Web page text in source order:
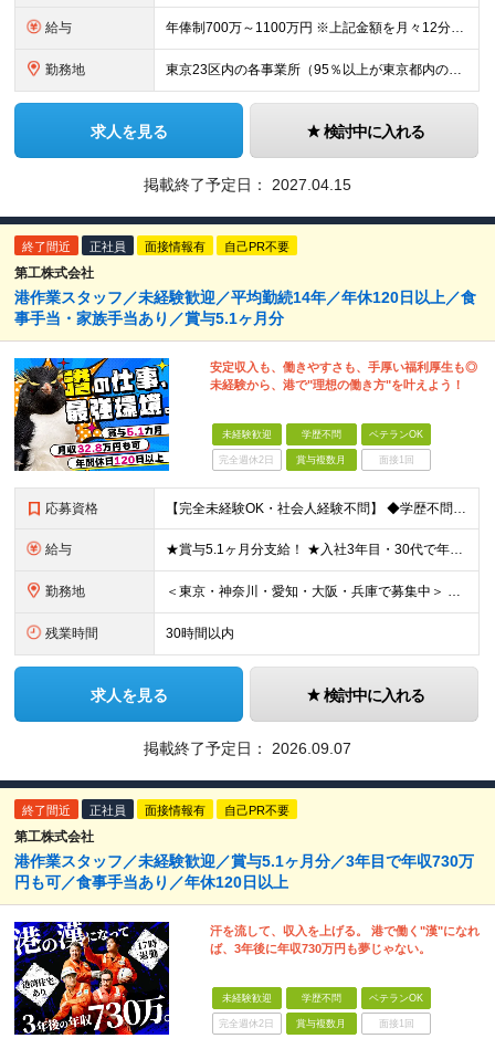
給与 年俸制700万～1100万円 ※上記金額を月々12分割支給 ※前職年収・経験・実績を考慮しスタート時の年収を決定します ※月給には固定残業代（約40h分・13万8300円～）を含みます ※超過分は別途
勤務地 東京23区内の各事業所（95％以上が東京都内のビルです） (変更の範囲)上記を除く当社関連勤務地（転居を伴うものを含む）
求人を見る 検討中に入れる
掲載終了予定日： 2027.04.15
終了間近 正社員 面接情報有 自己PR不要
第工株式会社
港作業スタッフ／未経験歓迎／平均勤続14年／年休120日以上／食
事手当・家族手当あり／賞与5.1ヶ月分
安定収入も、働きやすさも、手厚い福利厚生も◎
未経験から、港で"理想の働き方"を叶えよう！
未経験歓迎 学歴不問 ベテランOK
完全週休2日 賞与複数月 面接1回
応募資格 【完全未経験OK・社会人経験不問】 ◆学歴不問 ◆第二新卒の方も歓迎 ★知識・経験は一切問いません！ 「これまでの経験に不安がある」という方も、ぜひお気軽にご応募ください。 【このような方にオスス
給与 ★賞与5.1ヶ月分支給！ ★入社3年目・30代で年収730万円の先輩も活躍中！ ★入社1年目・20代で月収29万円の実績あり 月給：22.5万円～30.5万円＋各種手当＋賞与年2回＋残業代全額支給
勤務地 ＜東京・神奈川・愛知・大阪・兵庫で募集中＞ 【東京】 ■東京支店大井2号事業所 東京都品川区八潮2-1-2大井2号 コンテナターミナル内 ■東京支店青海A4事業所 東京都江東区青海3-1-1 青海コ
残業時間 30時間以内
求人を見る 検討中に入れる
掲載終了予定日： 2026.09.07
終了間近 正社員 面接情報有 自己PR不要
第工株式会社
港作業スタッフ／未経験歓迎／賞与5.1ヶ月分／3年目で年収730万
円も可／食事手当あり／年休120日以上
汗を流して、収入を上げる。 港で働く"漢"になれ
ば、3年後に年収730万円も夢じゃない。
未経験歓迎 学歴不問 ベテランOK
完全週休2日 賞与複数月 面接1回